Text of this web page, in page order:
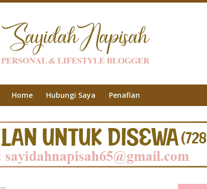
Home Hubungi Saya Penafian